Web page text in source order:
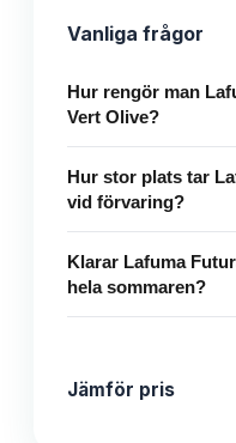
Vanliga frågor
Hur rengör man
Vert Olive?
Hur stor plats tar
vid förvaring?
Klarar Lafuma
hela sommaren?
Jämför pris